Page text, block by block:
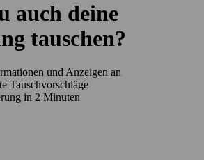
auch deine
tauschen?
und Anzeigen an
Tauschvorschläge
in 2 Minuten